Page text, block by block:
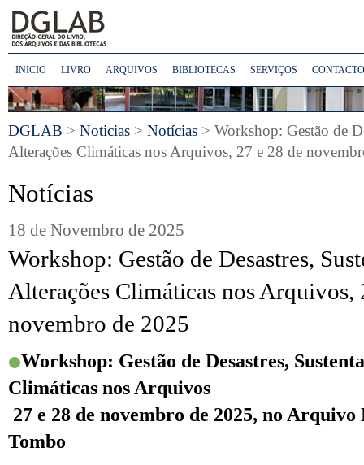
INICIO LIVRO ARQUIVOS BIBLIOTECAS SERVIÇOS
DGLAB > Noticias > Notícias > Workshop: Gestão de
Alterações Climáticas nos Arquivos, 27 e 28 de
Notícias
18 de Novembro de 2025
Workshop: Gestão de Desastres,
Alterações Climáticas nos Arquivos,
novembro de 2025
Workshop: Gestão de Desastres,
Climáticas nos Arquivos
27 e 28 de novembro de 2025, no
Tombo